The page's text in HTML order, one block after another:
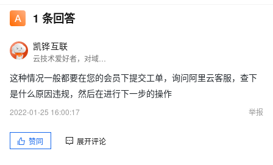
1 条回答
凯铧互联
这种情况一般都要在您的会员下提交工单，询问阿里云客服，查下
是什么原因违规，然后在进行下一步的操作
2022-01-25 16:00:17
举报
赞同 展开评论